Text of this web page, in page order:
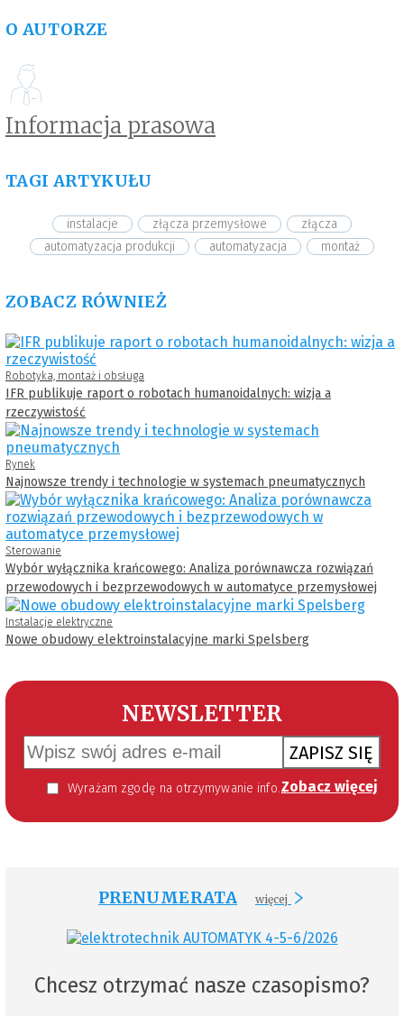
O AUTORZE
Informacja prasowa
TAGI ARTYKUŁU
instalacje złącza przemysłowe
złącza
automatyzacja produkcji
automatyzacja montaż
ZOBACZ RÓWNIEŻ
Robotyka, montaż i obsługa
IFR publikuje raport o robotach humanoidalnych: wizja a
rzeczywistość
Rynek
Najnowsze trendy i technologie w systemach pneumatycznych
Sterowanie
Wybór wyłącznika krańcowego: Analiza porównawcza rozwiązań
przewodowych i bezprzewodowych w automatyce przemysłowej
Instalacje elektryczne
Nowe obudowy elektroinstalacyjne marki Spelsberg
NEWSLETTER
ZAPISZ SIĘ
Wyrażam zgodę na otrzymywanie informacji handlowej kierowanej do mnie za pomocą środków komunikacji elektronicznej w szczególności poczty elektronicznej zgodnie z przepisem art. 10 ust 2 ustawy z dnia 18 lipca 2002 roku o świadczeniu usług drogą elektroniczną (Dz. U. 144 z 2002 r. poz. 1204). Zgoda jest dobrowolna, jednak jej wyrażenie jest konieczne, aby otrzymywać newsletter. Zobacz więcej
PRENUMERATA więcej
Chcesz otrzymać nasze czasopismo?